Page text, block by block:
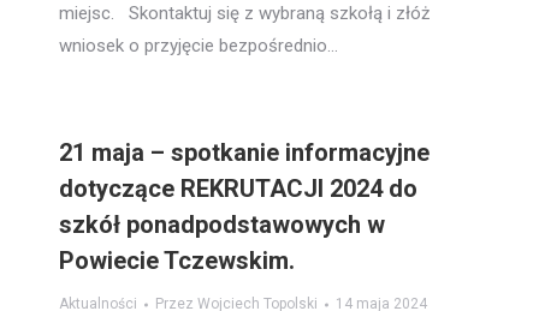
miejsc. Skontaktuj się z wybraną szkołą i złóż
wniosek o przyjęcie bezpośrednio…
21 maja – spotkanie informacyjne
dotyczące REKRUTACJI 2024 do
szkół ponadpodstawowych w
Powiecie Tczewskim.
Aktualności PrzezWojciech Topolski 14 maja 2024